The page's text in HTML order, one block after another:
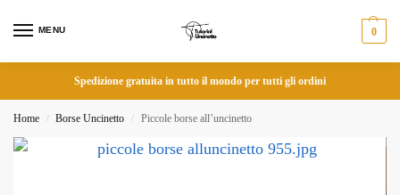
MENU 0
Spedizione gratuita in tutto il mondo per tutti gli ordini
Home / Borse Uncinetto / Piccole borse all’uncinetto